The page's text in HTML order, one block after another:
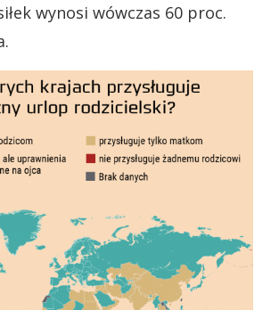
wynosi wówczas 60 proc.